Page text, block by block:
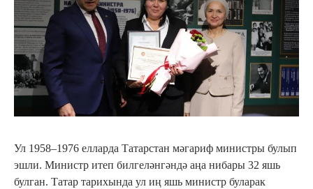
Ул 1958–1976 елларда Татарстан мәгариф министры булып
эшли. Министр итеп билгеләнгәндә аңа нибары 32 яшь
булган. Татар тарихында ул иң яшь министр буларак